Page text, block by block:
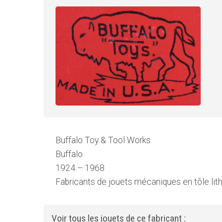
Buffalo Toy & Tool Works
Buffalo
1924 – 1968
Fabricants de jouets mécaniques en tôle
Voir tous les jouets de ce fabricant :